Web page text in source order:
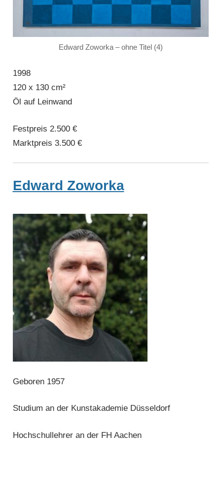
Edward Zoworka – ohne Titel (4)
1998
120 x 130 cm²
Öl auf Leinwand
Festpreis 2.500 €
Marktpreis 3.500 €
Edward Zoworka
Geboren 1957
Studium an der Kunstakademie Düsseldorf
Hochschullehrer an der FH Aachen